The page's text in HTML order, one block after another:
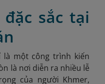
sắc tại
là một công trình kiến
là nơi diễn ra nhiều lễ
của người Khmer,